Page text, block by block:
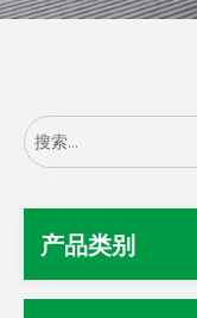
产品类别